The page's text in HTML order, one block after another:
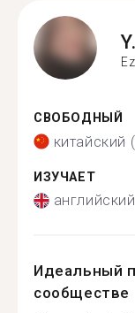
Y.
СВОБОДНЫЙ
китайский
ИЗУЧАЕТ
английский
Идеальный
сообществе